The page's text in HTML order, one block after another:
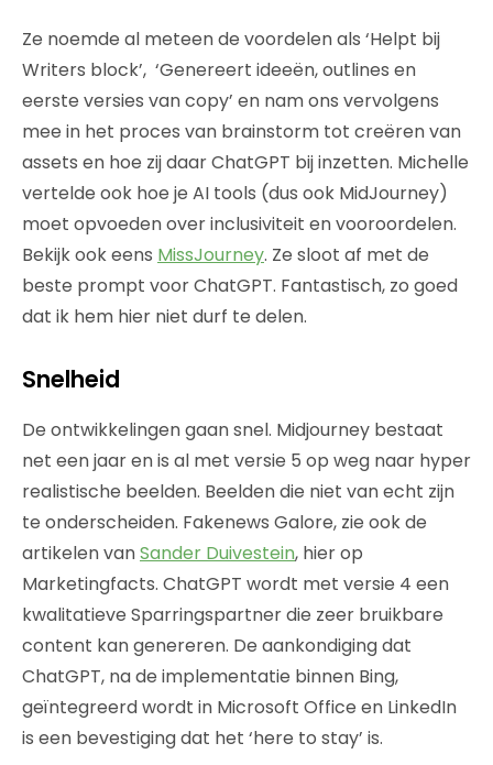
Ze noemde al meteen de voordelen als ‘Helpt bij
Writers block’, ‘Genereert ideeën, outlines en
eerste versies van copy’ en nam ons vervolgens
mee in het proces van brainstorm tot creëren van
assets en hoe zij daar ChatGPT bij inzetten. Michelle
vertelde ook hoe je AI tools (dus ook MidJourney)
moet opvoeden over inclusiviteit en vooroordelen.
Bekijk ook eens MissJourney. Ze sloot af met de
beste prompt voor ChatGPT. Fantastisch, zo goed
dat ik hem hier niet durf te delen.
Snelheid
De ontwikkelingen gaan snel. Midjourney bestaat
net een jaar en is al met versie 5 op weg naar hyper
realistische beelden. Beelden die niet van echt zijn
te onderscheiden. Fakenews Galore, zie ook de
artikelen vanSander Duivestein, hier op
Marketingfacts. ChatGPT wordt met versie 4 een
kwalitatieve Sparringspartner die zeer bruikbare
content kan genereren. De aankondiging dat
ChatGPT, na de implementatie binnen Bing,
geïntegreerd wordt in Microsoft Office en LinkedIn
is een bevestiging dat het ‘here to stay’ is.